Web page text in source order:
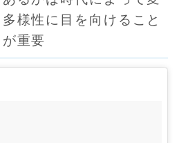
様性に目を向けること
が重要